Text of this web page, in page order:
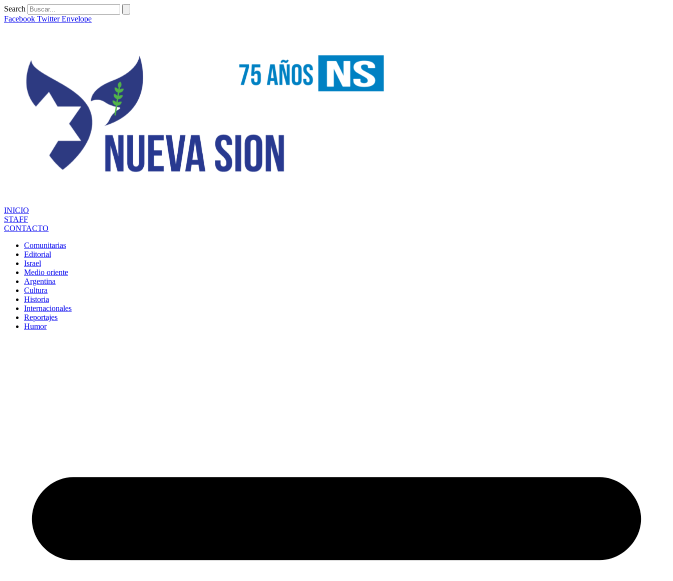
Ir
al
Search
Facebook Twitter Envelope
INICIO
STAFF
CONTACTO
Comunitarias
Editorial
Israel
Medio oriente
Argentina
Cultura
Historia
Internacionales
Reportajes
Humor